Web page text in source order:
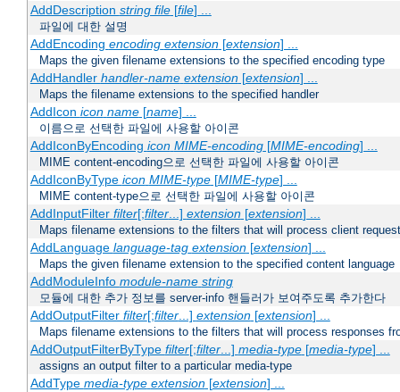
AddDescription string file[file] ...
파일에 대한 설명
AddEncoding encoding extension[extension] ...
Maps the given filename extensions to the specified encoding type
AddHandler handler-name extension[extension] ...
Maps the filename extensions to the specified handler
AddIcon icon name[name] ...
이름으로 선택한 파일에 사용할 아이콘
AddIconByEncoding icon MIME-encoding[MIME-encoding] ...
MIME content-encoding으로 선택한 파일에 사용할 아이콘
AddIconByType icon MIME-type[MIME-type] ...
MIME content-type으로 선택한 파일에 사용할 아이콘
AddInputFilter filter[;filter...] extension[extension] ...
Maps filename extensions to the filters that will process client
AddLanguage language-tag extension[extension] ...
Maps the given filename extension to the specified content language
AddModuleInfo module-name string
모듈에 대한 추가 정보를 server-info 핸들러가 보여주도록 추가한다
AddOutputFilter filter[;filter...] extension[extension] ...
Maps filename extensions to the filters that will process responses
AddOutputFilterByType filter[;filter...] media-type[media-type] ...
assigns an output filter to a particular media-type
AddType media-type extension[extension] ...